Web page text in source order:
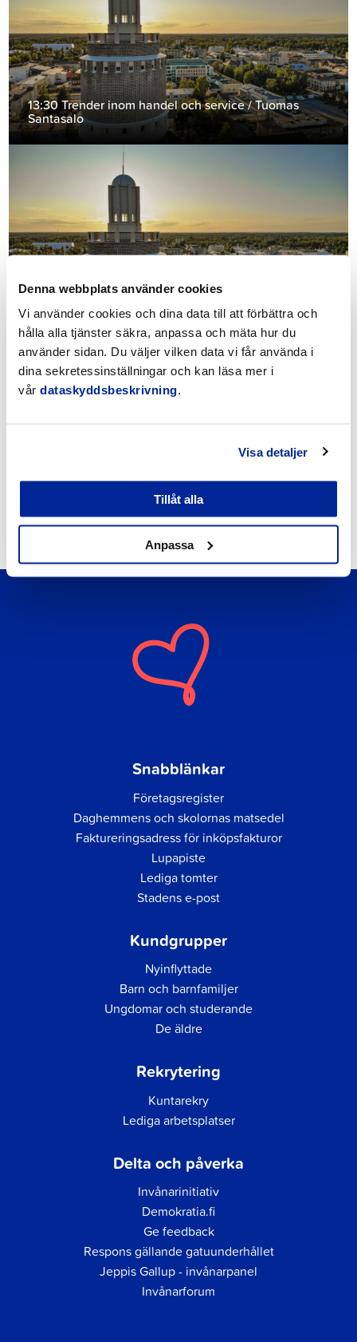
Denna webbplats använder cookies
Vi använder cookies och dina data till att förbättra och
hålla alla tjänster säkra, anpassa och mäta hur du
använder sidan. Du väljer vilken data vi får använda i
dina sekretessinställningar och kan läsa mer i
vår dataskyddsbeskrivning.
Visa detaljer
Tillåt alla
Anpassa
13:30 Trender inom handel och service / Tuomas
Santasalo
15:00 Diskussion
14:30 En interaktiv stadskärna / Jani Päivänen
Snabblänkar
Företagsregister
Daghemmens och skolornas matsedel
Faktureringsadress för inköpsfakturor
Lupapiste
Lediga tomter
Stadens e-post
Kundgrupper
Nyinflyttade
Barn och barnfamiljer
Ungdomar och studerande
De äldre
Rekrytering
Kuntarekry
Lediga arbetsplatser
Delta och påverka
Invånarinitiativ
Demokratia.fi
Ge feedback
Respons gällande gatuunderhållet
Jeppis Gallup - invånarpanel
Invånarforum